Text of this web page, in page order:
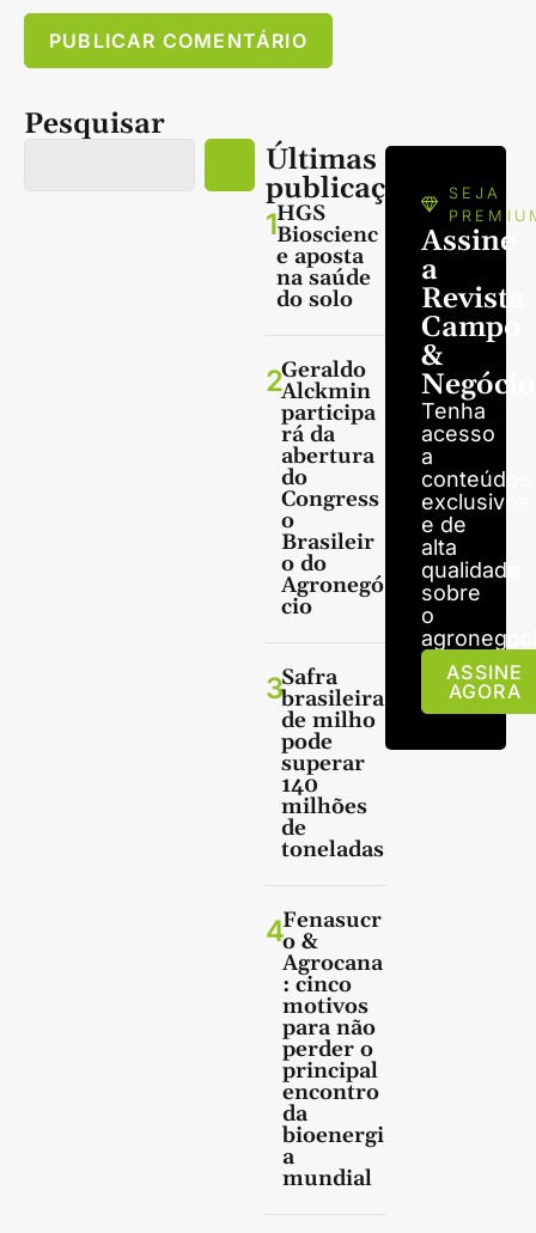
Pesquisar
Últimas
publicações
1HGS
Bioscienc
e aposta
na saúde
do solo
2Geraldo
Alckmin
participa
rá da
abertura
do
Congress
o
Brasileir
o do
Agronegó
cio
3Safra
brasileira
de milho
pode
superar
140
milhões
de
toneladas
4Fenasucr
o &
Agrocana
: cinco
motivos
para não
perder o
principal
encontro
da
bioenergi
a
mundial
SEJA
Assine
a
Revista
Campo
&
Tenha
acesso
a
conteúdos
exclusivos
e de
alta
qualidade
sobre
o
ASSINE
AGORA